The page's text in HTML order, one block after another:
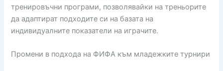
тренировъчни програми, позволявайки на треньорите
да адаптират подходите си на базата на
индивидуалните показатели на играчите.
Промени в подхода на ФИФА към младежките турнири